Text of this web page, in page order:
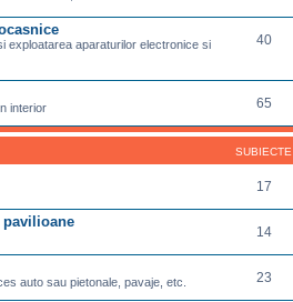
exploatarea aparaturilor electronice si
40
interior 65
SUBIECTE
17
14
auto sau pietonale, pavaje, etc. 23